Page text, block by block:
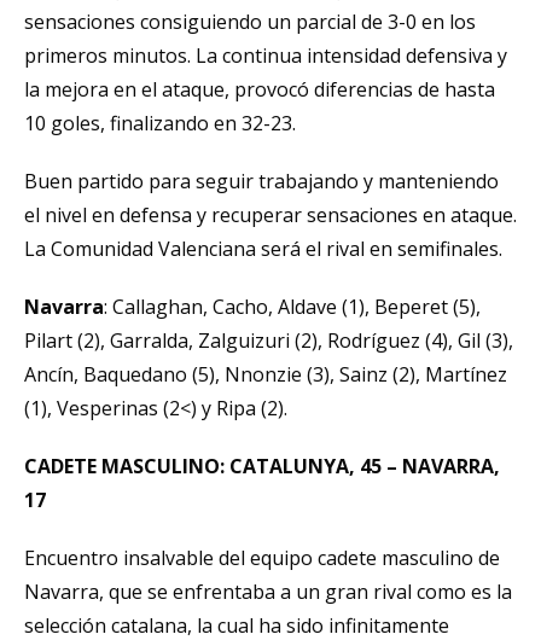
sensaciones consiguiendo un parcial de 3-0 en los
primeros minutos. La continua intensidad defensiva y
la mejora en el ataque, provocó diferencias de hasta
10 goles, finalizando en 32-23.
Buen partido para seguir trabajando y manteniendo
el nivel en defensa y recuperar sensaciones en ataque.
La Comunidad Valenciana será el rival en semifinales.
Navarra: Callaghan, Cacho, Aldave (1), Beperet (5),
Pilart (2), Garralda, Zalguizuri (2), Rodríguez (4), Gil (3),
Ancín, Baquedano (5), Nnonzie (3), Sainz (2), Martínez
(1), Vesperinas (2<) y Ripa (2).
CADETE MASCULINO: CATALUNYA, 45 – NAVARRA,
17
Encuentro insalvable del equipo cadete masculino de
Navarra, que se enfrentaba a un gran rival como es la
selección catalana, la cual ha sido infinitamente